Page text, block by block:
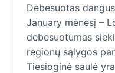
Debesuotas
January mėnesį –
debesuotumas
regionų sąlygos
Tiesioginė saulė